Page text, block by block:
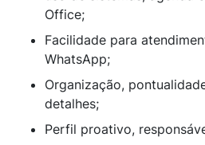
Office;
Facilidade para
WhatsApp;
Organização,
detalhes;
Perfil proativo,